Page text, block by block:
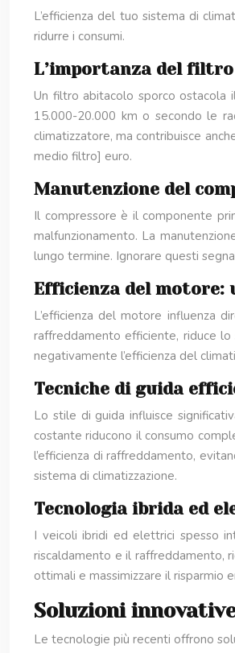
L’efficienza del tuo sistema di
ridurre i consumi.
L’importanza del
Un filtro abitacolo sporco ostacola
15.000-20.000 km o secondo le
climatizzatore, ma contribuisce
medio filtro] euro.
Manutenzione del
Il compressore è il componente
malfunzionamento. La
lungo termine. Ignorare questi
Efficienza del
L’efficienza del motore influenza
raffreddamento efficiente, riduce
negativamente l’efficienza del
Tecniche di guida
Lo stile di guida influisce
costante riducono il consumo
l’efficienza di raffreddamento,
sistema di climatizzazione.
Tecnologia ibrida ed
I veicoli ibridi ed elettrici spesso
riscaldamento e il raffreddamento,
ottimali e massimizzare il risparmio
Soluzioni
Le tecnologie più recenti offrono